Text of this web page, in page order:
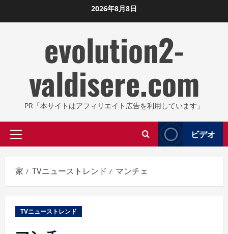
ン
2026年8月8日
evolution2-
valdisere.com
PR「本サイトはアフィリエイト広告を利用しています」
プ
イ
マ
ニ
ビデオ
家 TVニューストレンド マンチェ
TVニューストレンド